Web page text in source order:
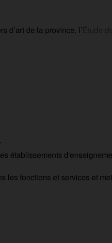
d’art de la province, l’
établissements
les fonctions et services et